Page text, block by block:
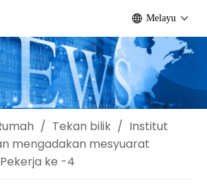
Melayu
/ Tekan bilik / Institut
mengadakan mesyuarat
ke -4